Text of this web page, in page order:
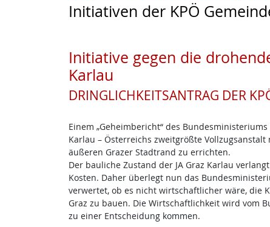
Initiativen der KPÖ
Initiative gegen die
Karlau
DRINGLICHKEITSANTRAG DER
Einem „Geheimbericht“ des
Karlau – Österreichs zweitgrößte
äußeren Grazer Stadtrand zu errichten.
Der bauliche Zustand der JA Graz Karlau
Kosten. Daher überlegt nun das
verwertet, ob es nicht wirtschaftlicher wäre, die
Graz zu bauen. Die Wirtschaftlichkeit wird vom
zu einer Entscheidung kommen.